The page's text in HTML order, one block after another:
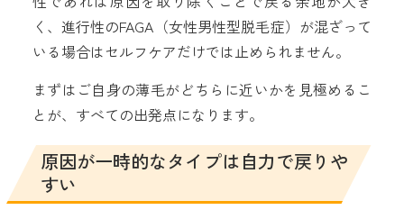
く、進行性のFAGA（女性男性型脱毛症）が混ざって
いる場合はセルフケアだけでは止められません。
まずはご自身の薄毛がどちらに近いかを見極めるこ
とが、すべての出発点になります。
原因が一時的なタイプは自力で戻りや
すい